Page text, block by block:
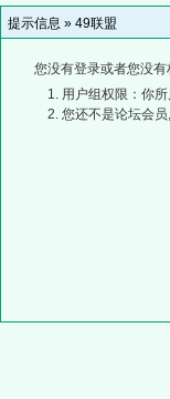
提示信息 » 49联盟
您没有登录或者您没
用户组权限：你
您还不是论坛会